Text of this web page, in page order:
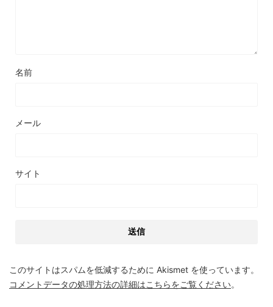
名前
メール
サイト
このサイトはスパムを低減するために Akismet を使っています。
コメントデータの処理方法の詳細はこちらをご覧ください。